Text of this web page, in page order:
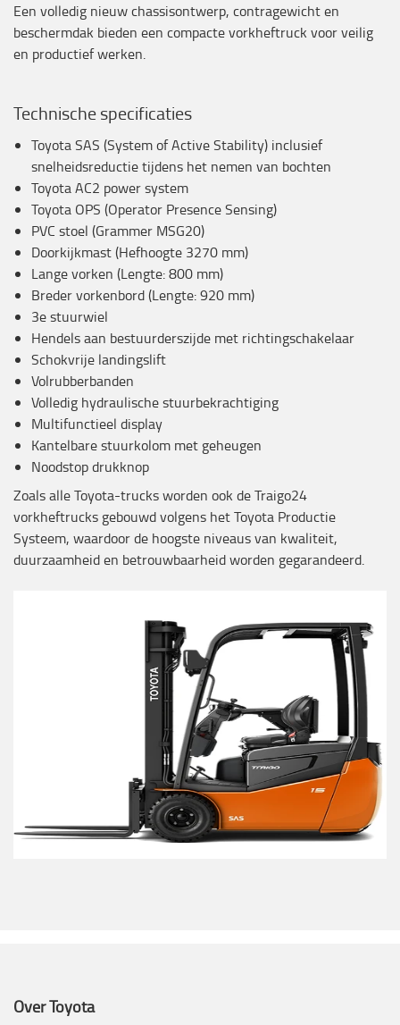
Een volledig nieuw chassisontwerp, contragewicht en
beschermdak bieden een compacte vorkheftruck voor veilig
en productief werken.
Technische specificaties
Toyota SAS (System of Active Stability) inclusief
snelheidsreductie tijdens het nemen van bochten
Toyota AC2 power system
Toyota OPS (Operator Presence Sensing)
PVC stoel (Grammer MSG20)
Doorkijkmast (Hefhoogte 3270 mm)
Lange vorken (Lengte: 800 mm)
Breder vorkenbord (Lengte: 920 mm)
3e stuurwiel
Hendels aan bestuurderszijde met richtingschakelaar
Schokvrije landingslift
Volrubberbanden
Volledig hydraulische stuurbekrachtiging
Multifunctieel display
Kantelbare stuurkolom met geheugen
Noodstop drukknop
Zoals alle Toyota-trucks worden ook de Traigo24
vorkheftrucks gebouwd volgens het Toyota Productie
Systeem, waardoor de hoogste niveaus van kwaliteit,
duurzaamheid en betrouwbaarheid worden gegarandeerd.
Over Toyota